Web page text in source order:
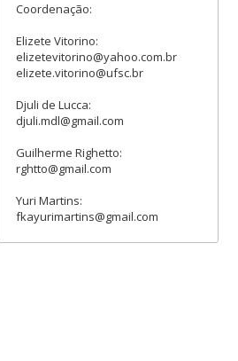
Coordenação:
Elizete Vitorino:
elizetevitorino@yahoo.com.br
elizete.vitorino@ufsc.br
Djuli de Lucca:
djuli.mdl@gmail.com
Guilherme Righetto:
rghtto@gmail.com
Yuri Martins:
fkayurimartins@gmail.com